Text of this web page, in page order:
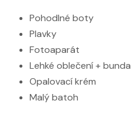
Pohodlné boty
Plavky
Fotoaparát
Lehké oblečení + bunda
Opalovací krém
Malý batoh